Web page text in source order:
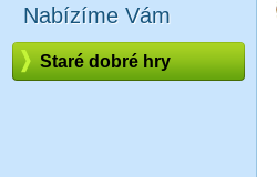
Nabízíme Vám
Staré dobré hry